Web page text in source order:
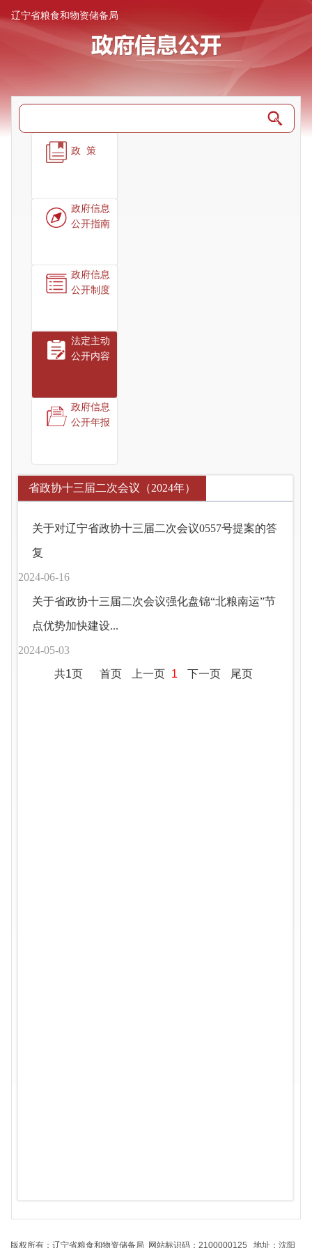
辽宁省粮食和物资储备局
政策
政府信息
公开指南
政府信息
公开制度
法定主动
公开内容
政府信息
公开年报
省政协十三届二次会议（2024年）
关于对辽宁省政协十三届二次会议0557号提案的答
复
2024-06-16
关于省政协十三届二次会议强化盘锦“北粮南运”节
点优势加快建设...
2024-05-03
共1页
首页 上一页 1 下一页 尾页
版权所有：辽宁省粮食和物资储备局 网站标识码：2100000125 地址：沈阳